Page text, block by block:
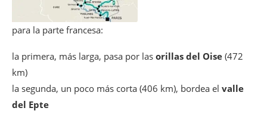
para la parte francesa:
la primera, más larga, pasa por las orillas del Oise (472
km)
la segunda, un poco más corta (406 km), bordea el valle
del Epte